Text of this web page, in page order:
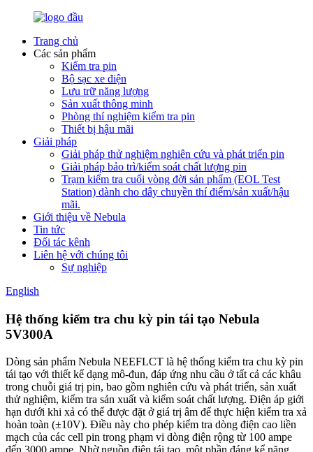
Trang chủ
Các sản phẩm
Kiểm tra pin
Bộ sạc xe điện
Lưu trữ năng lượng
Sản xuất thông minh
Phòng thí nghiệm kiểm tra pin
Thiết bị hậu mãi
Giải pháp
Giải pháp thử nghiệm nghiên cứu và phát triển pin
Giải pháp bảo trì/kiểm soát chất lượng pin
Trạm kiểm tra cuối vòng đời sản phẩm (EOL Test
Station) dành cho dây chuyền thí điểm/sản xuất/hậu
mãi.
Giới thiệu về Nebula
Tin tức
Đối tác kênh
Liên hệ với chúng tôi
Sự nghiệp
English
Hệ thống kiểm tra chu kỳ pin tái tạo Nebula
5V300A
Dòng sản phẩm Nebula NEEFLCT là hệ thống kiểm tra chu kỳ pin
tái tạo với thiết kế dạng mô-đun, đáp ứng nhu cầu ở tất cả các khâu
trong chuỗi giá trị pin, bao gồm nghiên cứu và phát triển, sản xuất
thử nghiệm, kiểm tra sản xuất và kiểm soát chất lượng. Điện áp giới
hạn dưới khi xả có thể được đặt ở giá trị âm để thực hiện kiểm tra xả
hoàn toàn (±10V). Điều này cho phép kiểm tra dòng điện cao liền
mạch của các cell pin trong phạm vi dòng điện rộng từ 100 ampe
đến 3000 ampe. Nhờ nguồn điện tái tạo, một phần đáng kể năng